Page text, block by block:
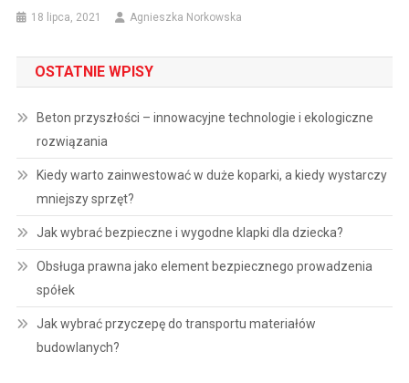
18 lipca, 2021 Agnieszka Norkowska
OSTATNIE WPISY
Beton przyszłości – innowacyjne technologie i ekologiczne
rozwiązania
Kiedy warto zainwestować w duże koparki, a kiedy wystarczy
mniejszy sprzęt?
Jak wybrać bezpieczne i wygodne klapki dla dziecka?
Obsługa prawna jako element bezpiecznego prowadzenia
spółek
Jak wybrać przyczepę do transportu materiałów
budowlanych?